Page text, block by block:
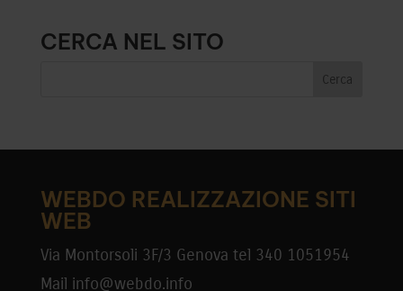
CERCA NEL SITO
WEBDO REALIZZAZIONE SITI
WEB
Via Montorsoli 3F/3 Genova tel 340 1051954
Mail info@webdo.info